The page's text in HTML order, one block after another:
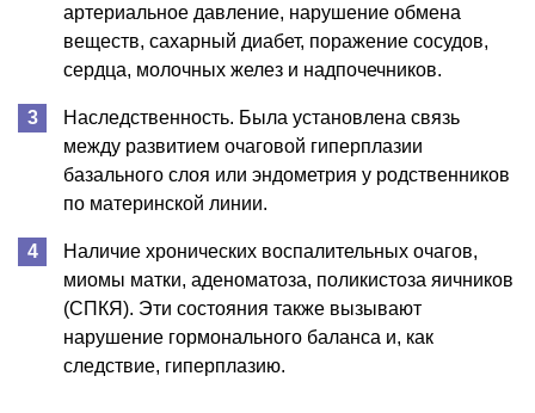
артериальное давление, нарушение обмена
веществ, сахарный диабет, поражение сосудов,
сердца, молочных желез и надпочечников.
Наследственность. Была установлена связь
между развитием очаговой гиперплазии
базального слоя или эндометрия у родственников
по материнской линии.
Наличие хронических воспалительных очагов,
миомы матки, аденоматоза, поликистоза яичников
(СПКЯ). Эти состояния также вызывают
нарушение гормонального баланса и, как
следствие, гиперплазию.